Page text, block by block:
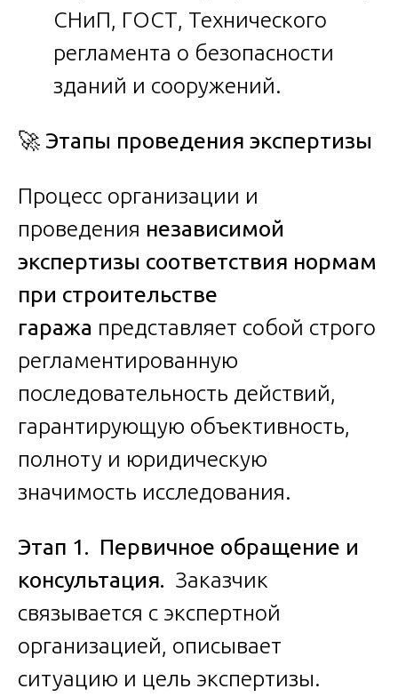
СНиП, ГОСТ, Технического
регламента о безопасности
зданий и сооружений.
🚀 Этапы проведения экспертизы
Процесс организации и
проведения независимой
экспертизы соответствия нормам
при строительстве
гаража представляет собой строго
регламентированную
последовательность действий,
гарантирующую объективность,
полноту и юридическую
значимость исследования.
Этап 1. Первичное обращение и
консультация. Заказчик
связывается с экспертной
организацией, описывает
ситуацию и цель экспертизы.